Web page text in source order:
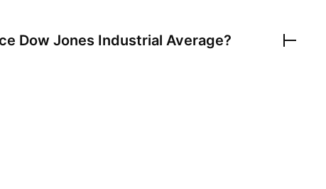
Dow Jones Industrial Average?